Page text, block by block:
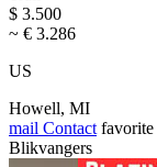
$ 3.500
~ € 3.286
US
Howell, MI
mail Contact favorite
Blikvangers